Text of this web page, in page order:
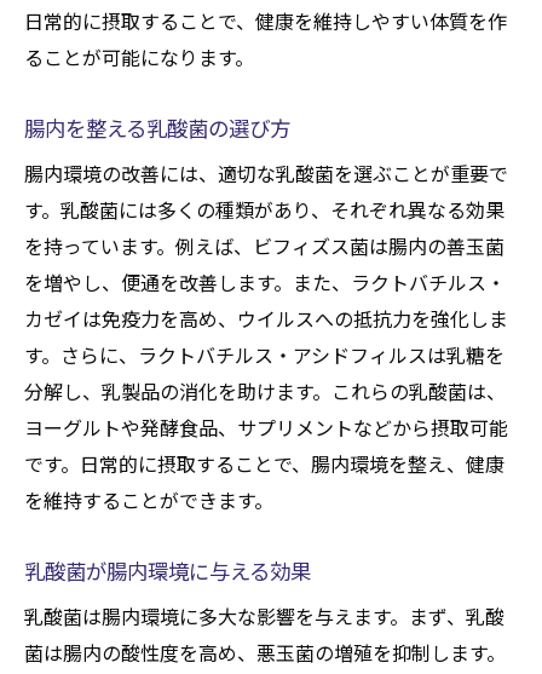
日常的に摂取することで、健康を維持しやすい体質を作
ることが可能になります。
腸内を整える乳酸菌の選び方
腸内環境の改善には、適切な乳酸菌を選ぶことが重要で
す。乳酸菌には多くの種類があり、それぞれ異なる効果
を持っています。例えば、ビフィズス菌は腸内の善玉菌
を増やし、便通を改善します。また、ラクトバチルス・
カゼイは免疫力を高め、ウイルスへの抵抗力を強化しま
す。さらに、ラクトバチルス・アシドフィルスは乳糖を
分解し、乳製品の消化を助けます。これらの乳酸菌は、
ヨーグルトや発酵食品、サプリメントなどから摂取可能
です。日常的に摂取することで、腸内環境を整え、健康
を維持することができます。
乳酸菌が腸内環境に与える効果
乳酸菌は腸内環境に多大な影響を与えます。まず、乳酸
菌は腸内の酸性度を高め、悪玉菌の増殖を抑制します。